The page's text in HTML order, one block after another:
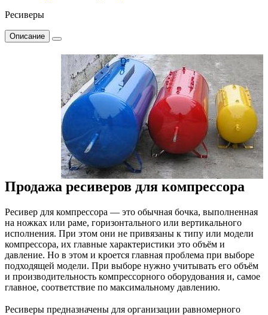
Ресиверы
Описание
Продажа ресиверов для компрессора
Ресивер для компрессора — это обычная бочка, выполненная
на ножках или раме, горизонтального или вертикального
исполнения. При этом они не привязаны к типу или модели
компрессора, их главные характеристики это объём и
давление. Но в этом и кроется главная проблема при выборе
подходящей модели. При выборе нужно учитывать его объём
и производительность компрессорного оборудования и, самое
главное, соответствие по максимальному давлению.
Ресиверы предназначены для организации равномерного